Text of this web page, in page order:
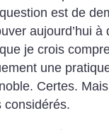
est de
aujourd’hui
je crois
une
Certes.
considérés.